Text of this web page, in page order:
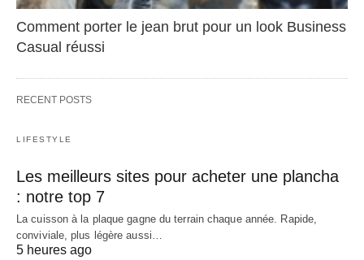
Comment porter le jean brut pour un look Business
Casual réussi
RECENT POSTS
LIFESTYLE
Les meilleurs sites pour acheter une plancha
: notre top 7
La cuisson à la plaque gagne du terrain chaque année. Rapide,
conviviale, plus légère aussi…
5 heures ago